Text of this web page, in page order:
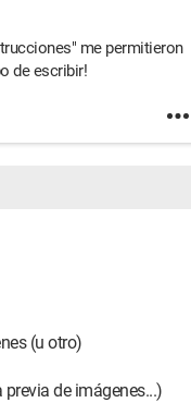
me permitieron
de escribir!
(u otro)
previa de imágenes...)